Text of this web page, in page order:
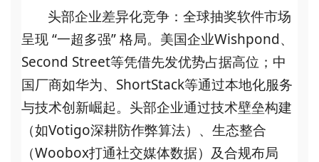
头部企业差异化竞争 ：全球抽奖软件市场
呈现“一超多强” 格局。美国企业Wishpond、
Second Street等凭借先发优势占据高位；中
国厂商如华为、ShortStack等通过本地化服务
与技术创新崛起。头部企业通过技术壁垒构建
（如Votigo深耕防作弊算法）、生态整合
（Woobox打通社交媒体数据）及合规布局